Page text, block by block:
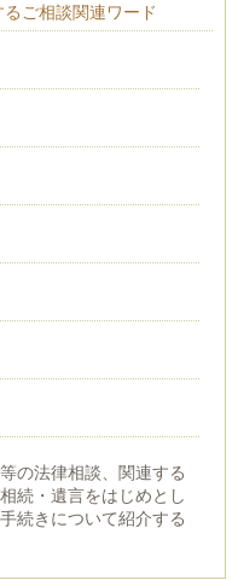
ご相談関連ワード
の法律相談、関連する
続・遺言をはじめとし
続きについて紹介する